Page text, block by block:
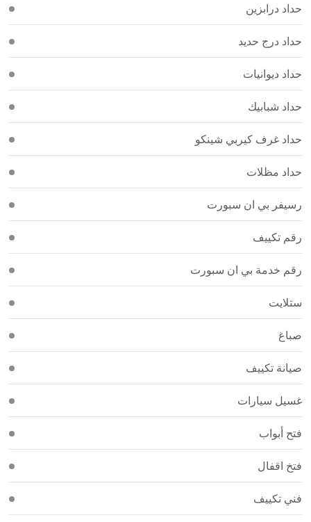
حداد درابزين
حداد درج حديد
حداد ديوانيات
حداد شبابيك
حداد غرف كيربي شينكو
حداد مظلات
رسيفر بي ان سبورت
رقم تكييف
رقم خدمة بي ان سبورت
ستلايت
صباغ
صيانة تكييف
غسيل سيارات
فتح أبواب
فتخ اقفال
فني تكييف